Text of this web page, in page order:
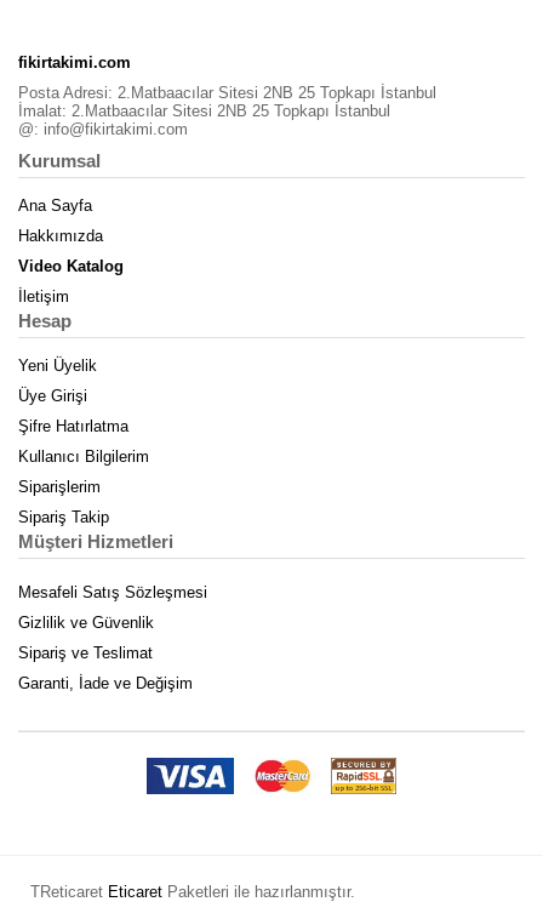
fikirtakimi.com
Posta Adresi: 2.Matbaacılar Sitesi 2NB 25 Topkapı İstanbul
İmalat: 2.Matbaacılar Sitesi 2NB 25 Topkapı İstanbul
@: info@fikirtakimi.com
Kurumsal
Ana Sayfa
Hakkımızda
Video Katalog
İletişim
Hesap
Yeni Üyelik
Üye Girişi
Şifre Hatırlatma
Kullanıcı Bilgilerim
Siparişlerim
Sipariş Takip
Müşteri Hizmetleri
Mesafeli Satış Sözleşmesi
Gizlilik ve Güvenlik
Sipariş ve Teslimat
Garanti, İade ve Değişim
TReticaret Eticaret Paketleri ile hazırlanmıştır.